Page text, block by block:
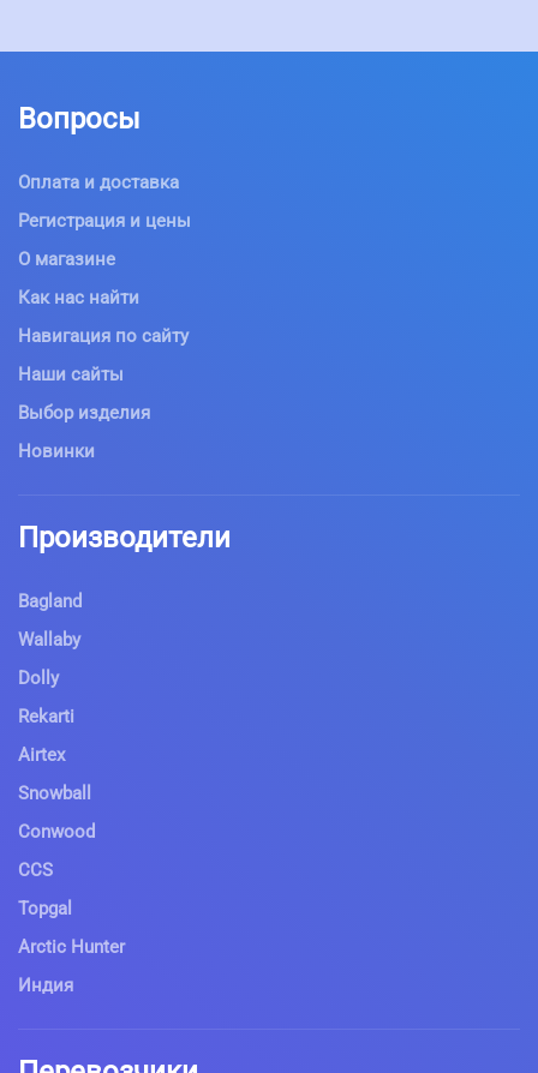
Вопросы
Оплата и доставка
Регистрация и цены
О магазине
Как нас найти
Навигация по сайту
Наши сайты
Выбор изделия
Новинки
Производители
Bagland
Wallaby
Dolly
Rekarti
Airtex
Snowball
Conwood
CCS
Topgal
Arctic Hunter
Индия